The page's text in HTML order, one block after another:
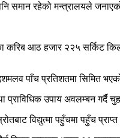
समान रहेको मन्त्रालयले
आठ हजार २२५ सर्किट
पाँच प्रतिशतमा सिमित
उपाय अवलम्बन गर्दै
विद्युत्मा पहुँचमा पहुँच